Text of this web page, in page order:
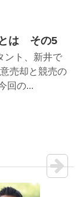
は その5
ント、新井で
売却と競売の
回の...